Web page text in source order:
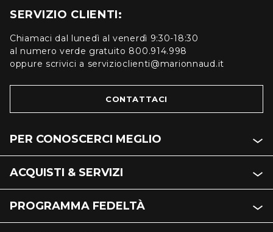
SERVIZIO CLIENTI:
Chiamaci dal lunedì al venerdì 9:30-18:30
al numero verde gratuito 800.914.998
oppure scrivici a servizioclienti@marionnaud.it
CONTATTACI
PER CONOSCERCI MEGLIO
ACQUISTI & SERVIZI
PROGRAMMA FEDELTÀ